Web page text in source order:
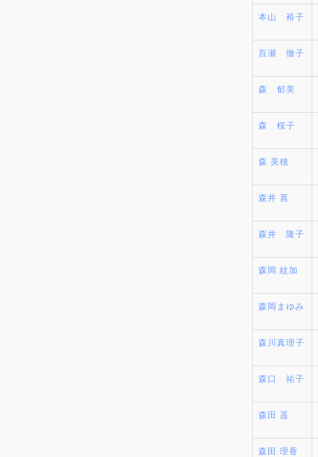
本山 裕子
百瀬 徹子
森 郁美
森 桜子
森 美穂
森井 菖
森井 隆子
森岡 紋加
森岡まゆみ
森川真理子
森口 祐子
森田 遥
森田 理香